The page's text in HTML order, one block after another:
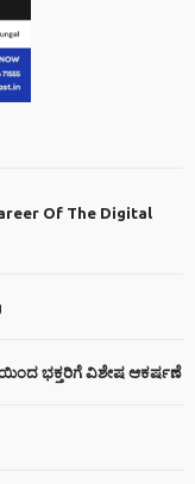
Of The Digital
ಭಕ್ತರಿಗೆ ವಿಶೇಷ ಆಕರ್ಷಣೆ